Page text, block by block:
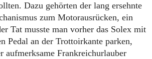
Dazu gehörten der lang ersehnte
zum Motorausrücken, ein
Tat musste man vorher das Solex mit
Pedal an der Trottoirkante parken,
aufmerksame Frankreichurlauber